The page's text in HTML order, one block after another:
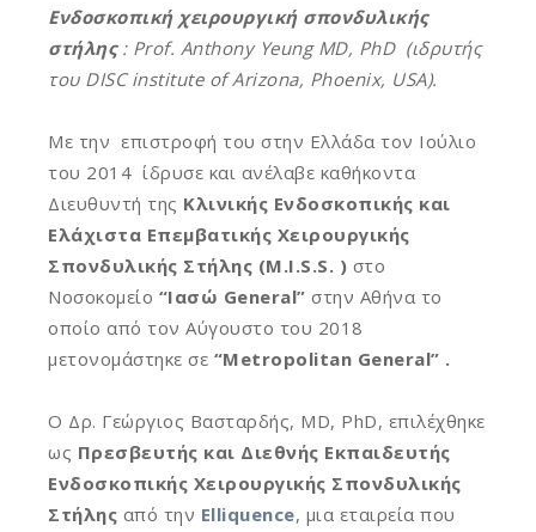
Ενδοσκοπική χειρουργική σπονδυλικής
στήλης: Prof. Anthony Yeung MD, PhD (ιδρυτής
του DISC institute of Arizona, Phoenix, USA).
Με την επιστροφή του στην Ελλάδα τον Ιούλιο
του 2014 ίδρυσε και ανέλαβε καθήκοντα
Διευθυντή της Κλινικής Ενδοσκοπικής και
Ελάχιστα Επεμβατικής Χειρουργικής
Σπονδυλικής Στήλης (M.I.S.S. ) στο
Νοσοκομείο “Ιασώ General” στην Αθήνα το
οποίο από τον Αύγουστο του 2018
μετονομάστηκε σε “Metropolitan General” .
Ο Δρ. Γεώργιος Βασταρδής, MD, PhD, επιλέχθηκε
ως Πρεσβευτής και Διεθνής Εκπαιδευτής
Ενδοσκοπικής Χειρουργικής Σπονδυλικής
Στήλης από την Elliquence, μια εταιρεία που